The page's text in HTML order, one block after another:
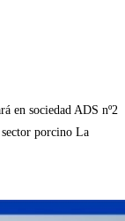
en sociedad ADS nº2
porcino La